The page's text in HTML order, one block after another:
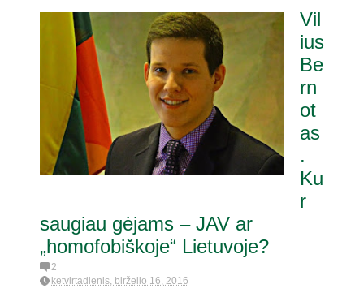
Vil
ius
Be
rn
ot
as
.
Ku
r
saugiau gėjams – JAV ar
„homofobiškoje“ Lietuvoje?
2
ketvirtadienis, birželio 16, 2016